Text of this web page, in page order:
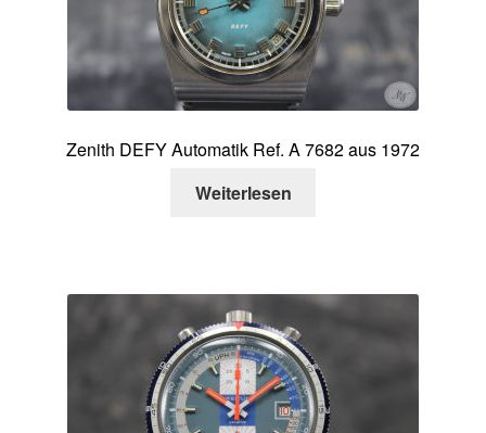
Zenith DEFY Automatik Ref. A 7682 aus 1972
Weiterlesen